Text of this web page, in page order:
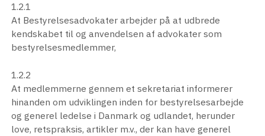
1.2.1
At Bestyrelsesadvokater arbejder på at udbrede
kendskabet til og anvendelsen af advokater som
bestyrelsesmedlemmer,
1.2.2
At medlemmerne gennem et sekretariat informerer
hinanden om udviklingen inden for bestyrelsesarbejde
og generel ledelse i Danmark og udlandet, herunder
love, retspraksis, artikler m.v., der kan have generel